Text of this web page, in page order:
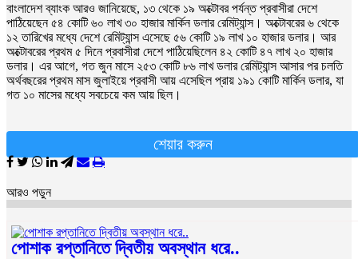
বাংলাদেশ ব্যাংক আরও জানিয়েছে, ১৩ থেকে ১৯ অক্টোবর পর্যন্ত প্রবাসীরা দেশে
পাঠিয়েছেন ৫৪ কোটি ৬০ লাখ ৩০ হাজার মার্কিন ডলার রেমিট্যান্স। অক্টোবরের ৬ থেকে
১২ তারিখের মধ্যে দেশে রেমিট্যান্স এসেছে ৫৬ কোটি ১৯ লাখ ১০ হাজার ডলার। আর
অক্টোবরের প্রথম ৫ দিনে প্রবাসীরা দেশে পাঠিয়েছিলেন ৪২ কোটি ৪৭ লাখ ২০ হাজার
ডলার। এর আগে, গত জুন মাসে ২৫৩ কোটি ৮৬ লাখ ডলার রেমিট্যান্স আসার পর চলতি
অর্থবছরের প্রথম মাস জুলাইয়ে প্রবাসী আয় এসেছিল প্রায় ১৯১ কোটি মার্কিন ডলার, যা
গত ১০ মাসের মধ্যে সবচেয়ে কম আয় ছিল।
শেয়ার করুন
আরও পড়ুন
পোশাক রপ্তানিতে দ্বিতীয় অবস্থান ধরে..